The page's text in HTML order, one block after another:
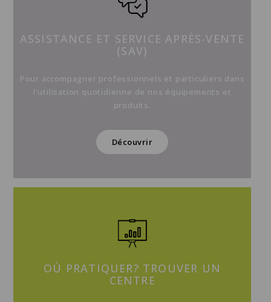
ASSISTANCE ET SERVICE APRÈS-VENTE
(SAV)
Pour accompagner professionnels et particuliers dans
l'utilisation quotidienne de nos équipements et
produits.
Découvrir
OÙ PRATIQUER? TROUVER UN
CENTRE